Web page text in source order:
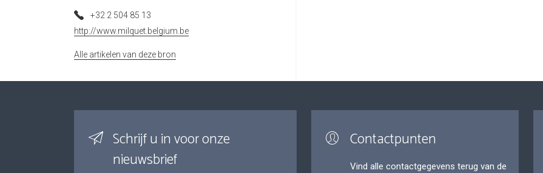
+32 2 504 85 13
http://www.milquet.belgium.be
Alle artikelen van deze bron
Schrijf u in voor onze
nieuwsbrief
Contactpunten
Vind alle contactgegevens terug van de